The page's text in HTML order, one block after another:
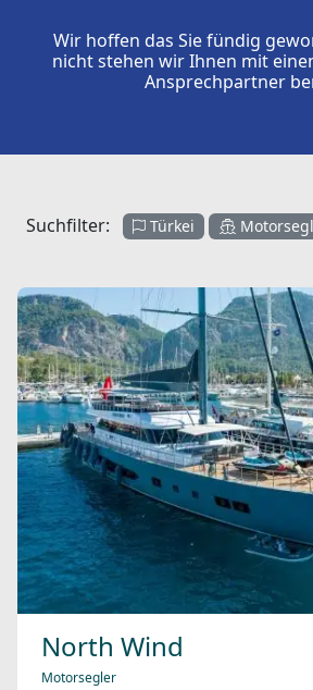
Wir hoffen das Sie fündig
nicht stehen wir Ihnen mit
Ansprechpartner
Suchfilter: Türkei
North Wind
Motorsegler